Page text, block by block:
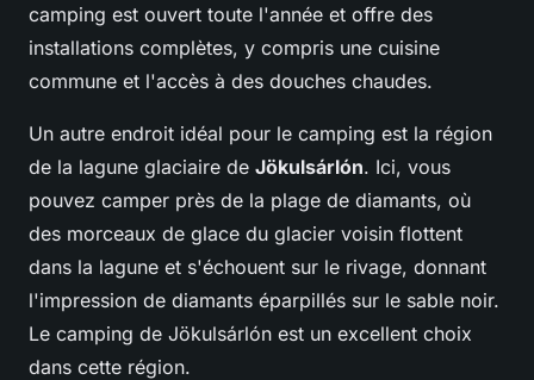
camping est ouvert toute l'année et offre des
installations complètes, y compris une cuisine
commune et l'accès à des douches chaudes.
Un autre endroit idéal pour le camping est la région
de la lagune glaciaire de Jökulsárlón. Ici, vous
pouvez camper près de la plage de diamants, où
des morceaux de glace du glacier voisin flottent
dans la lagune et s'échouent sur le rivage, donnant
l'impression de diamants éparpillés sur le sable noir.
Le camping de Jökulsárlón est un excellent choix
dans cette région.